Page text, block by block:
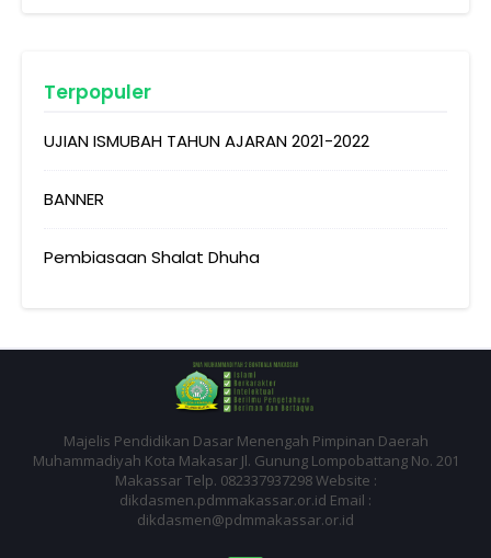
Terpopuler
UJIAN ISMUBAH TAHUN AJARAN 2021-2022
BANNER
Pembiasaan Shalat Dhuha
Majelis Pendidikan Dasar Menengah Pimpinan Daerah
Muhammadiyah Kota Makasar Jl. Gunung Lompobattang No. 201
Makassar Telp. 082337937298 Website :
dikdasmen.pdmmakassar.or.id Email :
dikdasmen@pdmmakassar.or.id